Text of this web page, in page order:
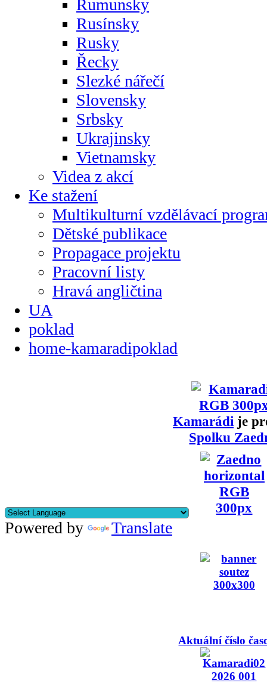
Rumunsky
Rusínsky
Rusky
Řecky
Slezké nářečí
Slovensky
Srbsky
Ukrajinsky
Vietnamsky
Videa z akcí
Ke stažení
Multikulturní vzdělávací
Dětské publikace
Propagace projektu
Pracovní listy
Hravá angličtina
UA
poklad
home-kamaradipoklad
Kamarádi je
Spolku
Powered by Translate
Aktuální číslo